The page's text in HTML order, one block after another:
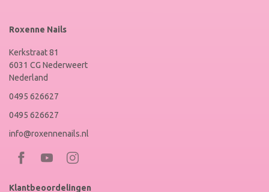
Roxenne Nails
Kerkstraat 81
6031 CG Nederweert
Nederland
0495 626627
0495 626627
info@roxennenails.nl
Bezoek
Klantbeoordelingen